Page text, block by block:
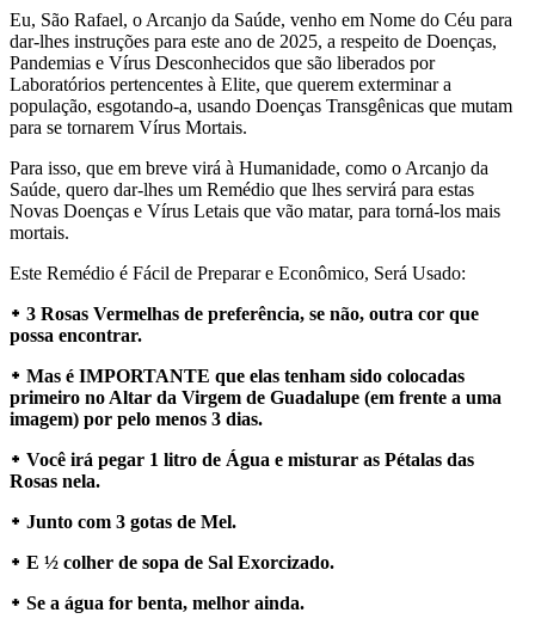
Eu, São Rafael, o Arcanjo da Saúde, venho em Nome do Céu para
dar-lhes instruções para este ano de 2025, a respeito de Doenças,
Pandemias e Vírus Desconhecidos que são liberados por
Laboratórios pertencentes à Elite, que querem exterminar a
população, esgotando-a, usando Doenças Transgênicas que mutam
para se tornarem Vírus Mortais.
Para isso, que em breve virá à Humanidade, como o Arcanjo da
Saúde, quero dar-lhes um Remédio que lhes servirá para estas
Novas Doenças e Vírus Letais que vão matar, para torná-los mais
mortais.
Este Remédio é Fácil de Preparar e Econômico, Será Usado:
᛭ 3 Rosas Vermelhas de preferência, se não, outra cor que
possa encontrar.
᛭ Mas é IMPORTANTE que elas tenham sido colocadas
primeiro no Altar da Virgem de Guadalupe (em frente a uma
imagem) por pelo menos 3 dias.
᛭ Você irá pegar 1 litro de Água e misturar as Pétalas das
Rosas nela.
᛭ Junto com 3 gotas de Mel.
᛭ E ½ colher de sopa de Sal Exorcizado.
᛭ Se a água for benta, melhor ainda.